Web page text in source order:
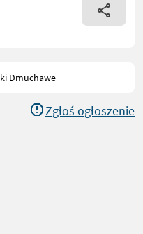
Dmuchawe
Zgłoś ogłoszenie